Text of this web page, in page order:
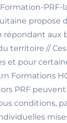
PRF-
propose
répondant aux
territoire //
et pour
Formations
PRF
conditions,